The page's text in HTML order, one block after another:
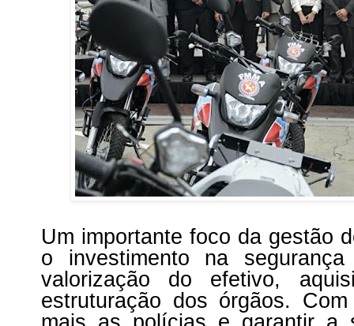
Um importante foco da gestão
o investimento na
valorização do efetivo,
estruturação dos órgãos.